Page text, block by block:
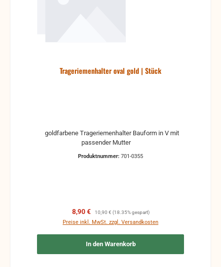
Trageriemenhalter oval gold | Stück
Produktnummer: 701-0355
Verkaufspreis:
8,90 € Regulärer Preis:
10,90 € (18.35% gespart)
Preise inkl. MwSt. zzgl. Versandkosten
In den Warenkorb